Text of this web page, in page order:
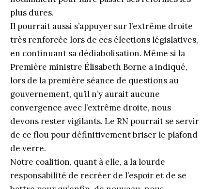
plus dures.
Il pourrait aussi s’appuyer sur l’extrême droite
très renforcée lors de ces élections législatives,
en continuant sa dédiabolisation. Même si la
Première ministre Élisabeth Borne a indiqué,
lors de la première séance de questions au
gouvernement, qu’il n’y aurait aucune
convergence avec l’extrême droite, nous
devons rester vigilants. Le RN pourrait se servir
de ce flou pour définitivement briser le plafond
de verre.
Notre coalition, quant à elle, a la lourde
responsabilité de recréer de l’espoir et de se